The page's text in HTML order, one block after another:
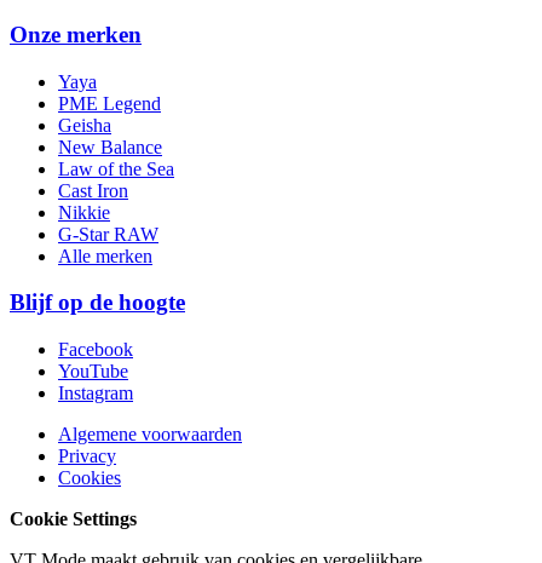
Onze merken
Yaya
PME Legend
Geisha
New Balance
Law of the Sea
Cast Iron
Nikkie
G-Star RAW
Alle merken
Blijf op de hoogte
Facebook
YouTube
Instagram
Algemene voorwaarden
Privacy
Cookies
Cookie Settings